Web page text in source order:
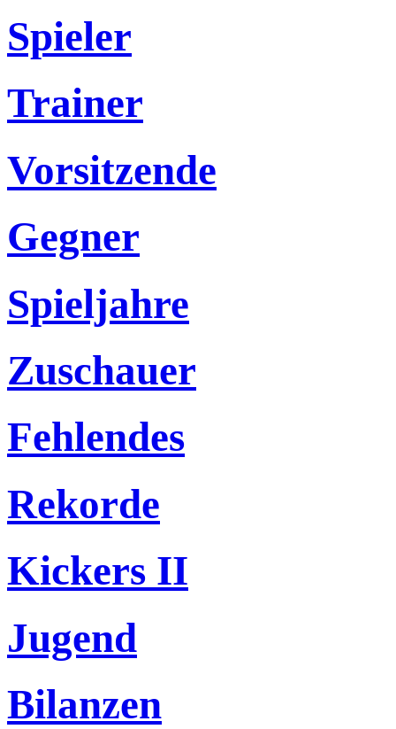
Spieler
Trainer
Vorsitzende
Gegner
Spieljahre
Zuschauer
Fehlendes
Rekorde
Kickers II
Jugend
Bilanzen